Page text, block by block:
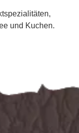
und Kuchen.